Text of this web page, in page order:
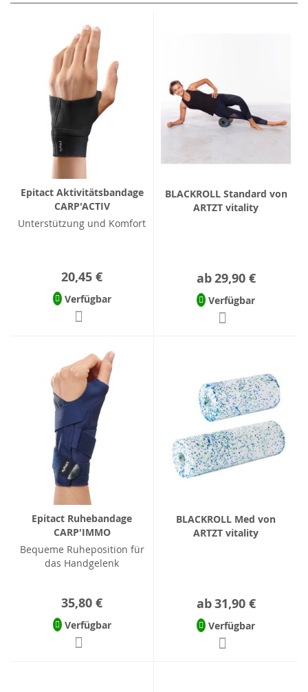
Epitact Aktivitätsbandage
CARP'ACTIV
Unterstützung und Komfort
20,45 €
Verfügbar
BLACKROLL Standard von
ARTZT vitality
ab29,90 €
Verfügbar
Epitact Ruhebandage
CARP'IMMO
Bequeme Ruheposition für
das Handgelenk
35,80 €
Verfügbar
BLACKROLL Med von
ARTZT vitality
ab31,90 €
Verfügbar